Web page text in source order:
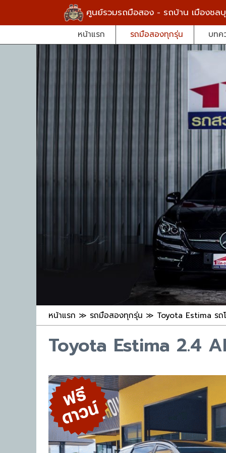
ศูนย์รวมรถมือสอง - รถบ้าน เมืองชล
หน้าแรก รถมือสองทุกรุ่น บทค
หน้าแรก ≫ รถมือสองทุกรุ่น ≫ Toyota Estima รถ
Toyota Estima 2.4